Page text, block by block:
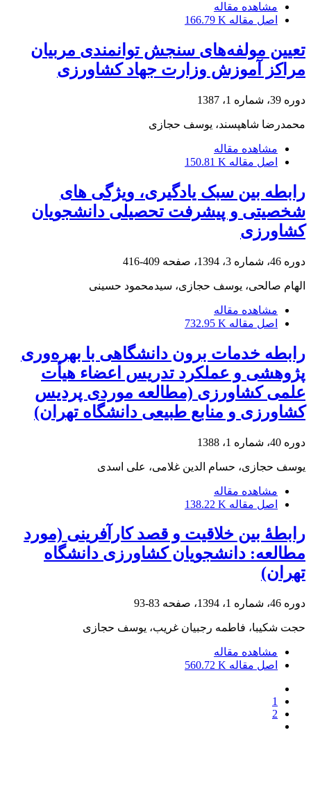
مشاهده مقاله
اصل مقاله 166.79 K
تعیین مولفه‌های سنجش توانمندی مربیان
مراکز آموزش وزارت جهاد کشاورزی
دوره 39، شماره 1، 1387
محمدرضا شاهپسند، یوسف حجازی
مشاهده مقاله
اصل مقاله 150.81 K
رابطه بین سبک یادگیری، ویژگی های
شخصیتی و پیشرفت تحصیلی دانشجویان
کشاورزی
دوره 46، شماره 3، 1394، صفحه 409-416
الهام صالحی، یوسف حجازی، سیدمحمود حسینی
مشاهده مقاله
اصل مقاله 732.95 K
رابطه خدمات برون دانشگاهی با بهره‌وری
پژوهشی و عملکرد تدریس اعضاء هیأت
علمی کشاورزی (مطالعه موردی پردیس
کشاورزی و منابع طبیعی دانشگاه تهران)
دوره 40، شماره 1، 1388
یوسف حجازی، حسام الدین غلامی، علی اسدی
مشاهده مقاله
اصل مقاله 138.22 K
رابطۀ بین خلاقیت و قصد کارآفرینی (مورد
مطالعه: دانشجویان کشاورزی دانشگاه
تهران)
دوره 46، شماره 1، 1394، صفحه 83-93
حجت شکیبا، فاطمه رجبیان غریب، یوسف حجازی
مشاهده مقاله
اصل مقاله 560.72 K
1
2